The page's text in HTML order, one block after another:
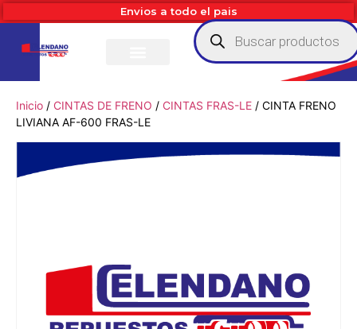
Envios a todo el pais
Inicio / CINTAS DE FRENO / CINTAS FRAS-LE / CINTA FRENO
LIVIANA AF-600 FRAS-LE